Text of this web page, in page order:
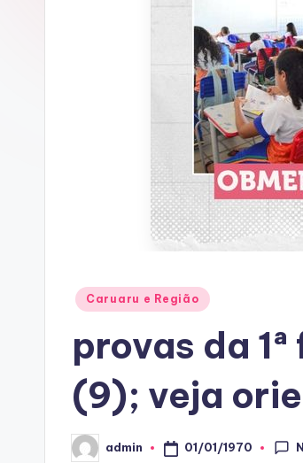
Posted
Caruaru e Região
provas da
(9); veja
Postedadmin 01/01/1970